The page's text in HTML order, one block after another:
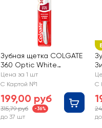
Зубная щетка COLGATE
360 Optic White
отбеливающая,
средней жесткости
Цена за 1 шт
С Картой №1
199,00 руб
315,79 руб -36%
до 37 шт
С